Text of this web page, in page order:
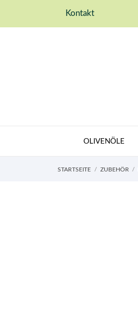
Kontakt
OLIVENÖLE
STARTSEITE ZUBEHÖR